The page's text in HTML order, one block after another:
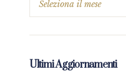
Ultimi Aggiornamenti